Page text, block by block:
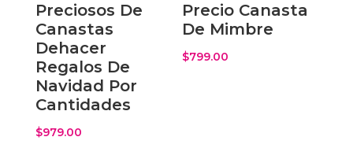
Preciosos De
Canastas
Dehacer
Regalos De
Navidad Por
Cantidades
$979.00
Precio Canasta
De Mimbre
$799.00